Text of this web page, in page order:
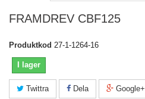
FRAMDREV CBF125
Produktkod 27-1-1264-16
I lager
Twittra Dela Google+